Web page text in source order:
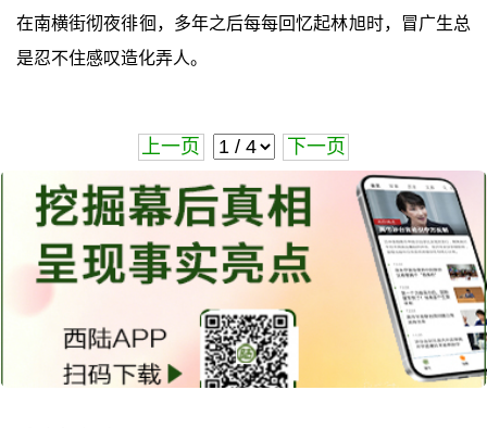
在南横街彻夜徘徊，多年之后每每回忆起林旭时，冒广生总
是忍不住感叹造化弄人。
上一页 下一页